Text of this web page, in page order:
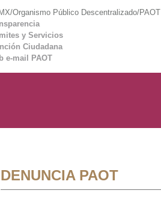
Organismo Público Descentralizado/PAOT
y Servicios
Ciudadana
e-mail PAOT
DENUNCIA PAOT